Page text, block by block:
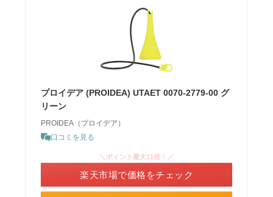
プロイデア (PROIDEA) UTAET 0070-2779-00 グ
リーン
PROIDEA（プロイデア）
口コミを見る
＼ポイント最大11倍！／
楽天市場で価格をチェック